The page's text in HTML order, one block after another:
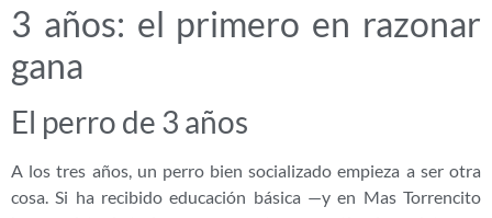
3 años: el primero en razonar
gana
El perro de 3 años
A los tres años, un perro bien socializado empieza a ser otra
cosa. Si ha recibido educación básica —y en Mas Torrencito